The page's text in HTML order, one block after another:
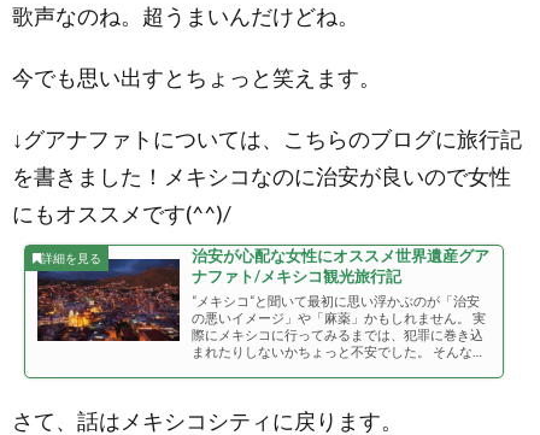
歌声なのね。超うまいんだけどね。
今でも思い出すとちょっと笑えます。
↓グアナファトについては、こちらのブログに旅行記
を書きました！メキシコなのに治安が良いので女性
にもオススメです(^^)/
治安が心配な女性にオススメ世界遺産グア
ナファト/メキシコ観光旅行記
“メキシコ“と聞いて最初に思い浮かぶのが「治安
の悪いイメージ」や「麻薬」かもしれません。 実
際にメキシコに行ってみるまでは、犯罪に巻き込
まれたりしないかちょっと不安でした。 そんな気
旅行者にもオススメなんです！！
さて、話はメキシコシティに戻ります。